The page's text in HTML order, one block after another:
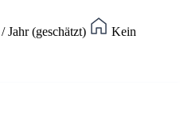
Jahr (geschätzt)
Kein